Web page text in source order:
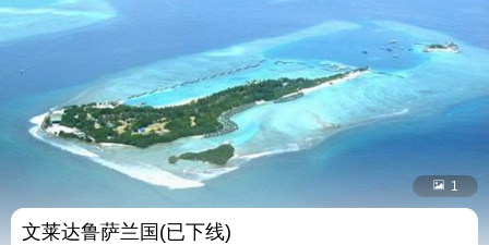
 1
文莱达鲁萨兰国(已下线)
